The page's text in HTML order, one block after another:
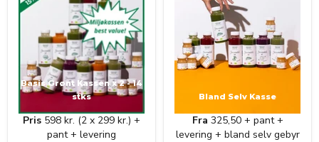
Basis Grønt Kassen x 2 - 14
stks
Pris 598 kr. (2 x 299 kr.) +
pant + levering
Bland Selv Kasse
Fra 325,50 + pant +
levering + bland selv gebyr